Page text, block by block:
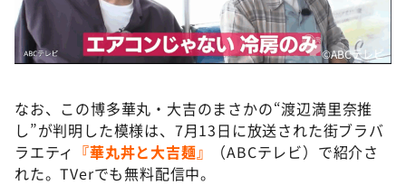
©️ABCテレビ
なお、この博多華丸・大吉のまさかの“渡辺満里奈推
し”が判明した模様は、7月13日に放送された街ブラバ
ラエティ 『華丸丼と大吉麺』
（ABCテレビ）で紹介さ
れた。TVerでも無料配信中。